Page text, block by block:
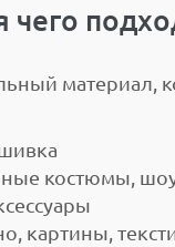
чего
костюмы,
картины,